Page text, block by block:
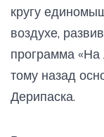
кругу
воздухе,
программа
тому назад
Дерипаска.